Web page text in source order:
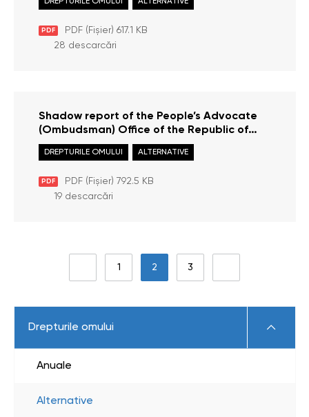
a ONU (2021)
PDF PDF (Fișier) 617.1 KB
28 descarcări
Shadow report of the People’s Advocate
(Ombudsman) Office of the Republic of
Moldova on the implementation of UN
Convention on the Elimination of All Forms
Republic of Moldova
PDF PDF (Fișier) 792.5 KB
DREPTURILE OMULUI ALTERNATIVE
19 descarcări
1 2 3
Drepturile omului
Anuale
Alternative